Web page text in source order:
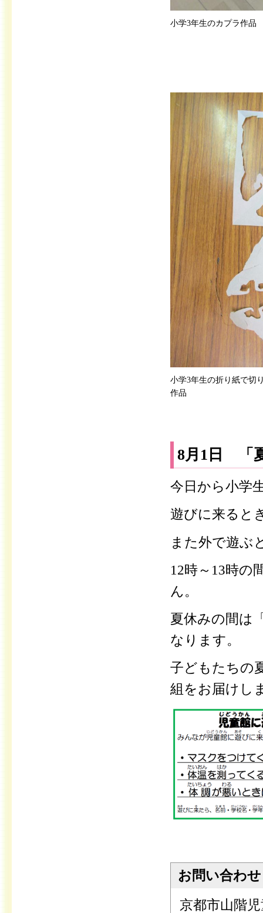
小学3年生のカプラ作品
小学3年生の折り紙で切
作品
8月1日 「
今日から小学
遊びに来ると
また外で遊ぶ
12時～13時の
ん。
夏休みの間は
なります。
子どもたちの
組をお届けし
お問い合わせ
京都市山階